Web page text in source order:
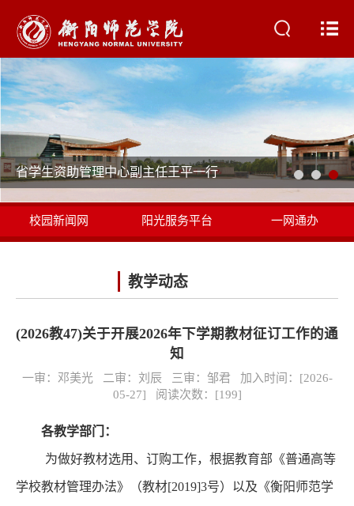
省学生资助管理中心副主任王平一行
校园新闻网 阳光服务平台 一网通办
教学动态
(2026教47)关于开展2026年下学期教材征订工作的通
知
一审：邓美光 二审：刘辰 三审：邹君 加入时间：[2026-
05-27] 阅读次数：[199]
各教学部门：
为做好教材选用、订购工作， 根据教育部《普通高等
学校教材管理办法》（教材[2019]3号）以及《衡阳师范学